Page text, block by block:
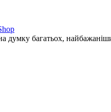
багатьох,